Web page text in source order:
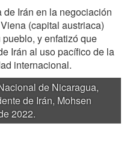
Irán en la negociación
(capital austriaca)
y enfatizó que
Irán al uso pacífico de la
internacional.
de Nicaragua,
de Irán, Mohsen
2022.